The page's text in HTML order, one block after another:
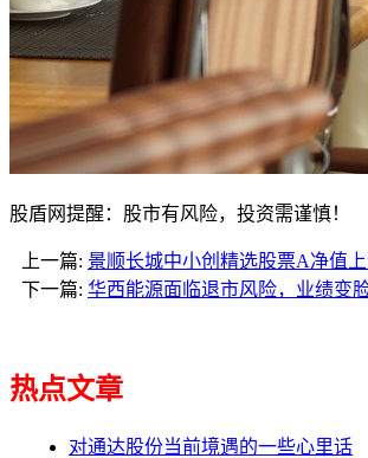
股盾网提醒：股市有风险，投资需谨慎！
上一篇: 景顺长城中小创精选股票A净值上
下一篇: 华西能源面临退市风险，业绩变
热点文章
对通达股份当前境遇的一些心里话